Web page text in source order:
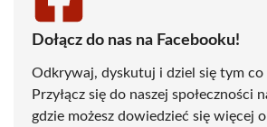
Dołącz do nas na Facebooku!
Odkrywaj, dyskutuj i dziel się tym co
Przyłącz się do naszej społeczności
gdzie możesz dowiedzieć się więcej